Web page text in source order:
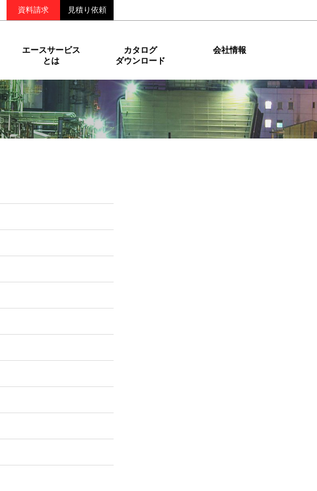
資料請求 見積り依頼
エースサービス
とは
カタログ
ダウンロード
会社情報